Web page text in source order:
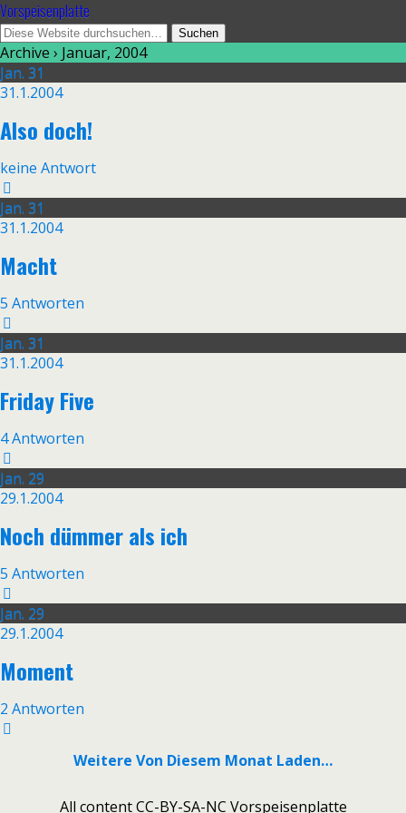
Vorspeisenplatte
Archive › Januar, 2004
Jan. 31
31.1.2004
Also doch!
keine Antwort
Jan. 31
31.1.2004
Macht
5 Antworten
Jan. 31
31.1.2004
Friday Five
4 Antworten
Jan. 29
29.1.2004
Noch dümmer als ich
5 Antworten
Jan. 29
29.1.2004
Moment
2 Antworten
Weitere Von Diesem Monat Laden…
All content CC-BY-SA-NC Vorspeisenplatte